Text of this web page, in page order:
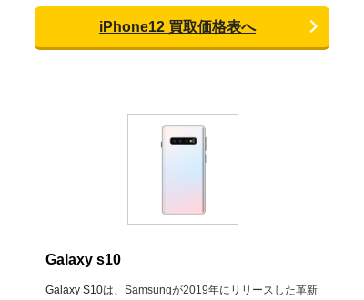
iPhone12 買取価格表へ
Galaxy s10
Galaxy S10は、Samsungが2019年にリリースした革新